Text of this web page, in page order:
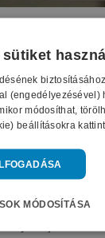
a munkáltató
kijelöltek
módosíthat,
beállításokra
MÓDOSÍTÁSA